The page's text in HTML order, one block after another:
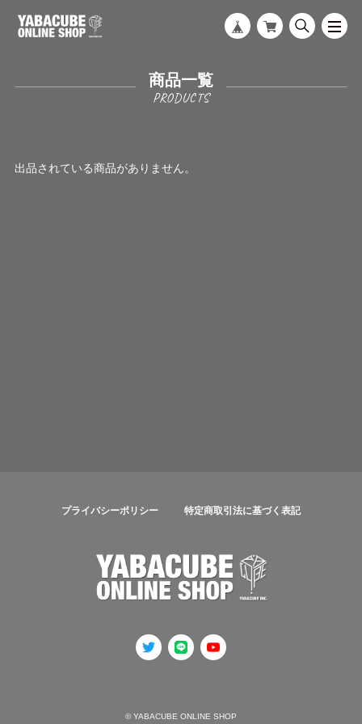
商品一覧
出品されている商品がありません。
プライバシーポリシー 特定商取引法に基づく表記
© YABACUBE ONLINE SHOP